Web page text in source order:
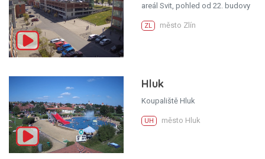
areál Svit, pohled od 22. budovy
ZL město Zlín
Hluk
Koupaliště Hluk
UH město Hluk